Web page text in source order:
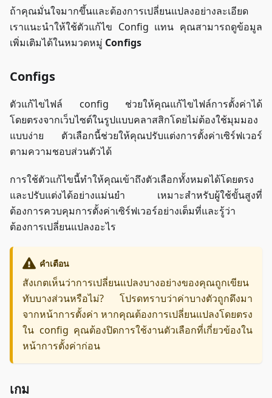
ถ้าคุณมั่นใจมากขึ้นและต้องการเปลี่ยนแปลงอย่างละเอียด
เราแนะนำให้ใช้ตัวแก้ไข Config แทน คุณสามารถดูข้อมูล
เพิ่มเติมได้ในหมวดหมู่ Configs
Configs
ตัวแก้ไขไฟล์ config ช่วยให้คุณแก้ไขไฟล์การตั้งค่าได้
โดยตรงจากเว็บไซต์ในรูปแบบคลาสสิกโดยไม่ต้องใช้มุมมอง
แบบง่าย ตัวเลือกนี้ช่วยให้คุณปรับแต่งการตั้งค่าเซิร์ฟเวอร์
ตามความชอบส่วนตัวได้
การใช้ตัวแก้ไขนี้ทำให้คุณเข้าถึงตัวเลือกทั้งหมดได้โดยตรง
และปรับแต่งได้อย่างแม่นยำ เหมาะสำหรับผู้ใช้ขั้นสูงที่
ต้องการควบคุมการตั้งค่าเซิร์ฟเวอร์อย่างเต็มที่และรู้ว่า
ต้องการเปลี่ยนแปลงอะไร
คำเตือน
สังเกตเห็นว่าการเปลี่ยนแปลงบางอย่างของคุณถูกเขียน
ทับบางส่วนหรือไม่? โปรดทราบว่าค่าบางตัวถูกดึงมา
จากหน้าการตั้งค่า หากคุณต้องการเปลี่ยนแปลงโดยตรง
ใน config คุณต้องปิดการใช้งานตัวเลือกที่เกี่ยวข้องใน
หน้าการตั้งค่าก่อน
เกม